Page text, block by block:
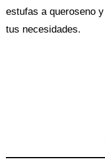
estufas a queroseno
tus necesidades.